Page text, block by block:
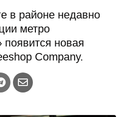
в районе недавно
метро
новая
Company.